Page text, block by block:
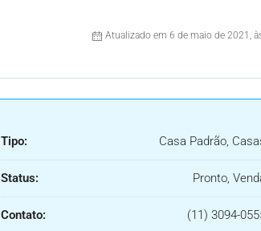
Atualizado em 6 de maio de 2021,
Tipo: Casa Padrão,
Status: Pronto,
Contato: (11) 3094-